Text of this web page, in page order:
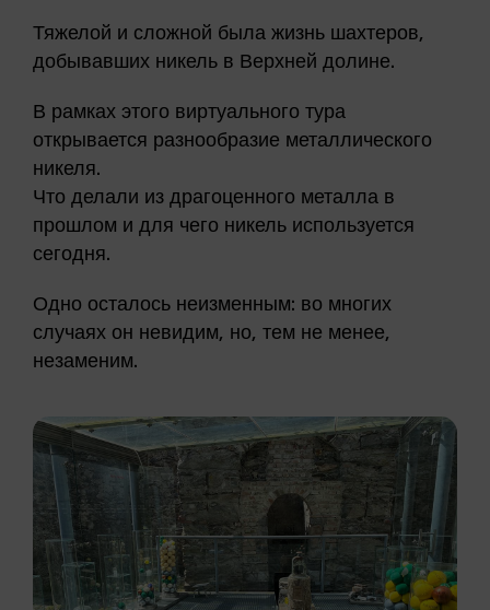
Тяжелой и сложной была жизнь шахтеров,
добывавших никель в Верхней долине.
В рамках этого виртуального тура
открывается разнообразие металлического
никеля.
Что делали из драгоценного металла в
прошлом и для чего никель используется
сегодня.
Одно осталось неизменным: во многих
случаях он невидим, но, тем не менее,
незаменим.